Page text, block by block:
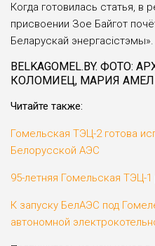
Когда готовилась статья, в
присвоении Зое Байгот
Беларускай энергасістэмы».
BELKAGOMEL.BY. ФОТО:
КОЛОМИЕЦ, МАРИЯ
Читайте также:
Гомельская ТЭЦ-2 готова
Белорусской АЭС
95-летняя Гомельская ТЭЦ-
К запуску БелАЭС под
автономной